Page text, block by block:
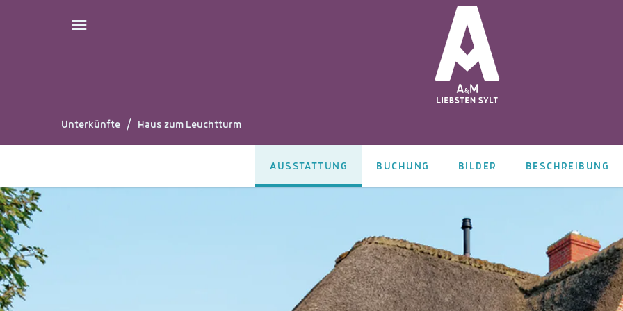
Unterkünfte / Haus zum Leuchtturm
AUSSTATTUNG BUCHUNG BILDER BESCHREIBUNG